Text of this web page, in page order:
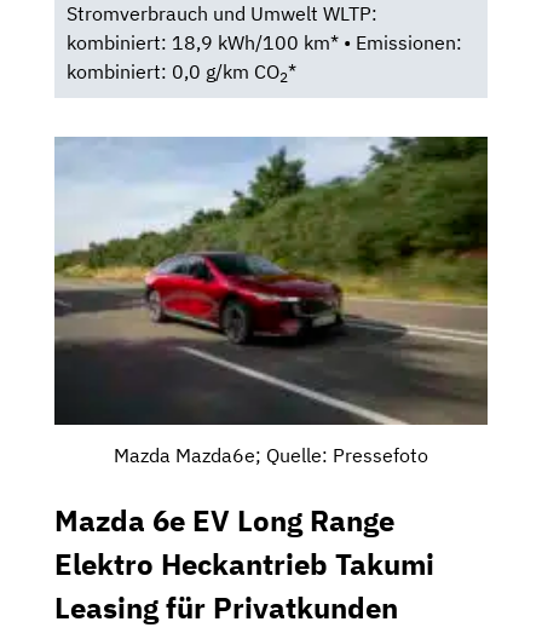
Stromverbrauch und Umwelt WLTP:
kombiniert: 18,9 kWh/100 km* • Emissionen:
kombiniert: 0,0 g/km CO2*
Mazda Mazda6e; Quelle: Pressefoto
Mazda 6e EV Long Range
Elektro Heckantrieb Takumi
Leasing für Privatkunden